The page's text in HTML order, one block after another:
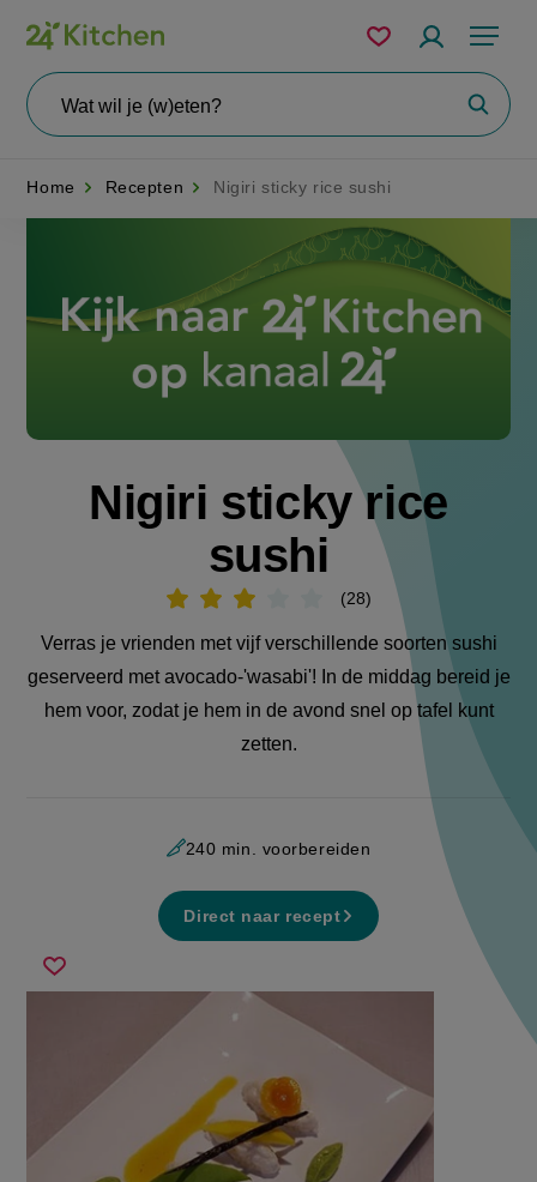
Overslaan
en
naar
de
Menu
wil
Mijn
bewaarde
Home Recepten Nigiri sticky rice sushi
Nigiri sticky rice
sushi
28
'Nigiri
sticky
sushi'
Verras je vrienden met vijf verschillende soorten sushi
geserveerd met avocado-'wasabi'! In de middag bereid je
hem voor, zodat je hem in de avond snel op tafel kunt
zetten.
240 min. voorbereiden
Direct naar recept
Sla
nigiri
sticky